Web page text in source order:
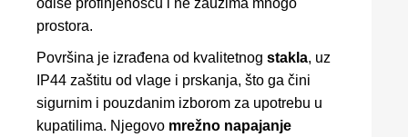
odiše profinjenošću i ne zauzima mnogo
prostora.
Površina je izrađena od kvalitetnog stakla, uz
IP44 zaštitu od vlage i prskanja, što ga čini
sigurnim i pouzdanim izborom za upotrebu u
kupatilima. Njegovo mrežno napajanje